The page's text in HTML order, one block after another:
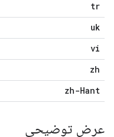
tr
uk
vi
zh
zh-Hant
عرض توضيحي